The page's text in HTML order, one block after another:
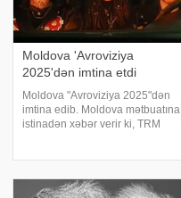
Moldova 'Avroviziya
2025'dən imtina etdi
Moldova "Avroviziya 2025"dən
imtina edib. Moldova mətbuatına
istinadən xəbər verir ki, TRM
yalnız səyahət xərclərinin
qarşılanağın